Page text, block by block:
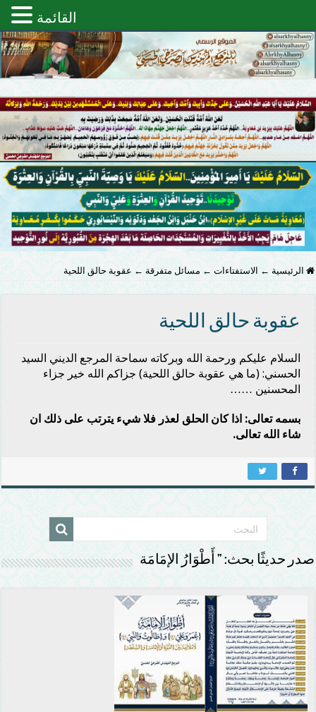
الرئيسية ← الاستفتاءات ← مسائل متفرقة ← عقوبة حالق اللحية
عقوبة حالق اللحية
السلام عليكم ورحمة الله وبركاته سماحة المرجع الديني السيد
الحسني: (ما هي عقوبة حالق اللحية) جزاكم الله خير جزاء
المحسنين ……
بسمه تعالى: اذا كان الحلق لعذر فلا شيء يترتب على ذلك ان
شاء الله تعالى.
صدر حديثًا بحث: ” أَطْوَارُ الإمَامَة
القائمة